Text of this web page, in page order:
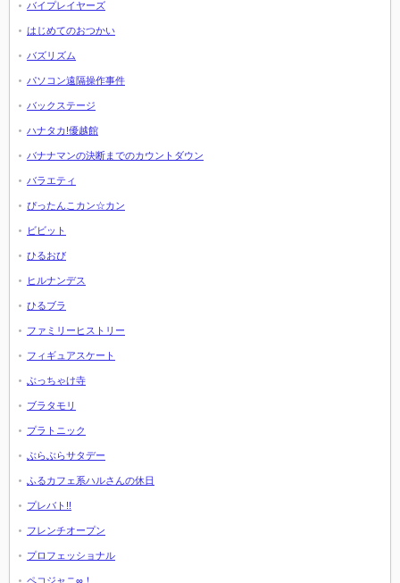
バイプレイヤーズ
はじめてのおつかい
バズリズム
パソコン遠隔操作事件
バックステージ
ハナタカ!優越館
バナナマンの決断までのカウントダウン
バラエティ
ぴったんこカン☆カン
ビビット
ひるおび
ヒルナンデス
ひるブラ
ファミリーヒストリー
フィギュアスケート
ぶっちゃけ寺
ブラタモリ
プラトニック
ぶらぶらサタデー
ふるカフェ系ハルさんの休日
プレバト!!
フレンチオープン
プロフェッショナル
ペコジャニ∞！